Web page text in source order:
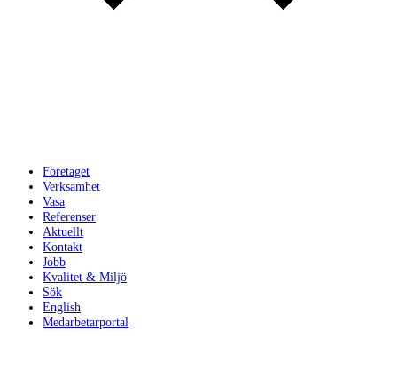
Företaget
Verksamhet
Vasa
Referenser
Aktuellt
Kontakt
Jobb
Kvalitet & Miljö
Sök
English
Medarbetarportal